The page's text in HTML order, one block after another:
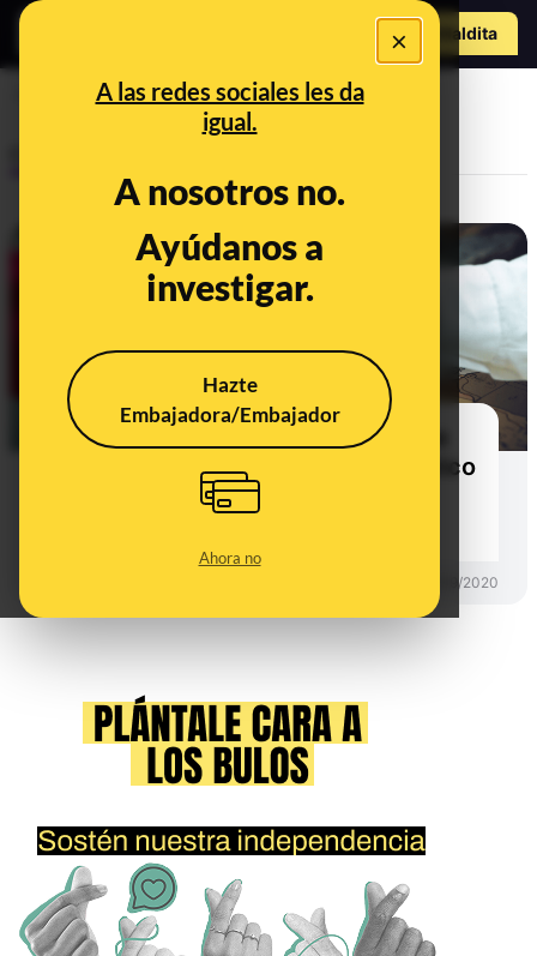
×
A las redes sociales les da
igual.
A nosotros no.
Ayúdanos a
investigar.
Hazte
Embajadora/Embajador
Ahora no
Hazte Maldita
Diplomáticas
Las mujeres sólo representan una
cuarta parte del cuerpo diplomático
y encabezan una de cada cinco
17/09/2020